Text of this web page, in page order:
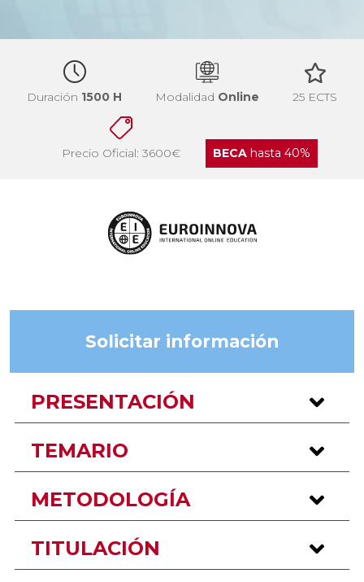
Duración 1500 H Modalidad Online 25 ECTS
Precio Oficial: 3600€ BECAhasta 40%
Solicitar información
PRESENTACIÓN
TEMARIO
METODOLOGÍA
TITULACIÓN